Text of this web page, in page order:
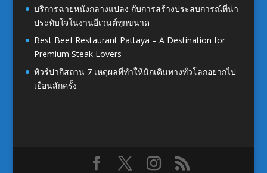
บริการฉายหนังกลางแปลง กับการสร้างประสบการณ์ที่น่า
ประทับใจในงานอีเวนต์ทุกขนาด
Best Beef Restaurant Pattaya – A Destination for
Premium Steak Lovers
ทัวร์ปากีสถาน 7 เหตุผลที่ทำให้นักเดินทางทั่วโลกอยากไป
เยือนสักครั้ง